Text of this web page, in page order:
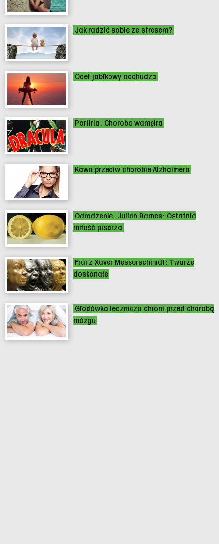
Jak radzić sobie ze stresem?
Ocet jabłkowy odchudza
Porfiria. Choroba wampira
Kawa przeciw chorobie Alzhaimera
Odrodzenie. Julian Barnes: Ostatnia
miłość pisarza
Franz Xaver Messerschmidt: Twarze
doskonałe
Głodówka lecznicza chroni przed chorobą
mózgu